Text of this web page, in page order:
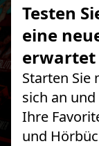
Testen
eine
erwartet
Starten Sie
sich an
Ihre
und